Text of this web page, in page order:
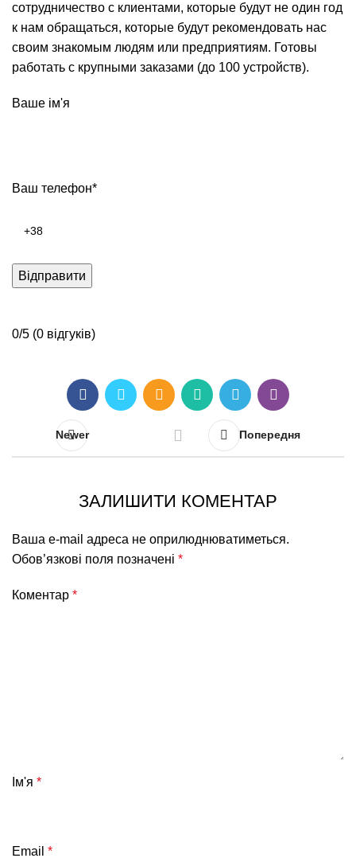
сотрудничество с клиентами, которые будут не один год
к нам обращаться, которые будут рекомендовать нас
своим знакомым людям или предприятиям. Готовы
работать с крупными заказами (до 100 устройств).
Ваше ім'я
Ваш телефон*
0/5 (0 відгуків)
Newer Попередня
ЗАЛИШИТИ КОМЕНТАР
Ваша e-mail адреса не оприлюднюватиметься.
Обов’язкові поля позначені *
Коментар *
Ім'я *
Email *